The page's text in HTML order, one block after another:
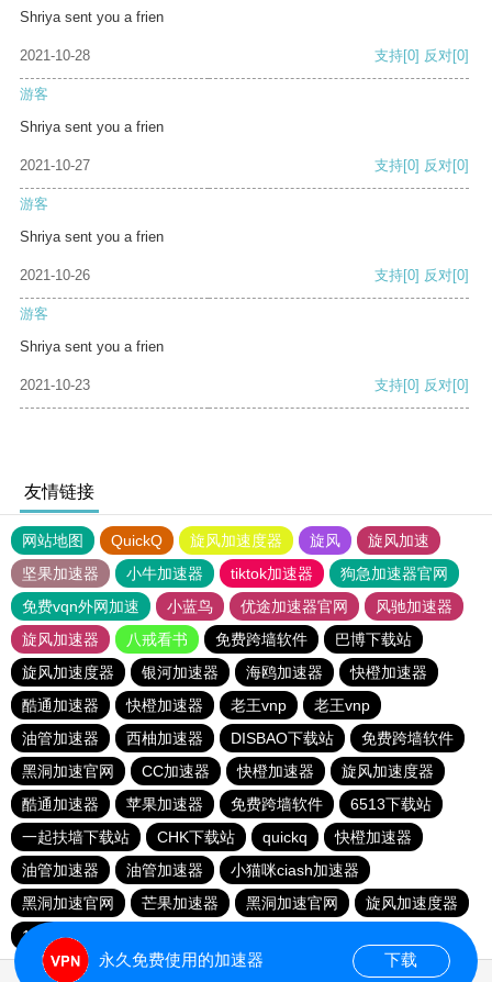
Shriya sent you a frien
2021-10-28 支持[0] 反对[0]
游客
Shriya sent you a frien
2021-10-27 支持[0] 反对[0]
游客
Shriya sent you a frien
2021-10-26 支持[0] 反对[0]
游客
Shriya sent you a frien
2021-10-23 支持[0] 反对[0]
友情链接
网站地图 QuickQ 旋风加速度器 旋风
旋风加速
坚果加速器
小牛加速器 tiktok加速器
狗急加速器官网
免费vqn外网加速
小蓝鸟 优途加速器官网
风驰加速器
旋风加速器
八戒看书 免费跨墙软件
巴博下载站
旋风加速度器
银河加速器 海鸥加速器
快橙加速器
酷通加速器
快橙加速器 老王vnp
老王vnp
油管加速器
西柚加速器 DISBAO下载站
免费跨墙软件
黑洞加速官网
CC加速器 快橙加速器
旋风加速度器
酷通加速器
苹果加速器 免费跨墙软件
6513下载站
一起扶墙下载站
CHK下载站 quickq
快橙加速器
油管加速器
油管加速器
小猫咪ciash加速器
黑洞加速官网
芒果加速器 黑洞加速官网
旋风加速度器
186下载站
永久免费使用的加速器 下载